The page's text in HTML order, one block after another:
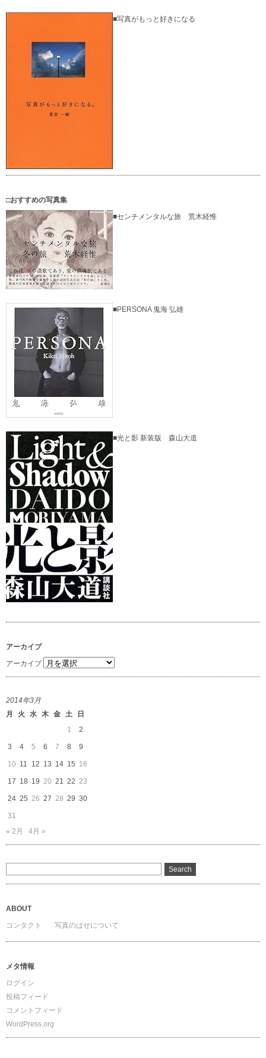
■写真がもっと好きになる
□おすすめの写真集
■センチメンタルな旅 荒木経惟
■PERSONA 鬼海 弘雄
■光と影 新装版 森山大道
アーカイブ
アーカイブ
2014年3月
月
火 水 木 金 土
日
1
2
3 4 5 6 7 8 9
10 11 12 13 14 15 16
17 18 19 20 21 22 23
24 25 26 27 28 29 30
31
« 2月
4月 »
ABOUT
コンタクト
写真のはせについて
メタ情報
ログイン
投稿フィード
コメントフィード
WordPress.org